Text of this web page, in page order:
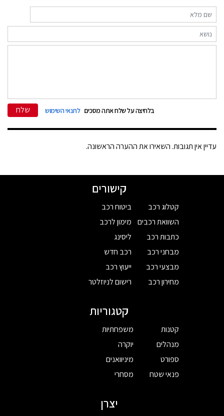
בלחיצה על שלח אתה מסכים לתנאי השימוש שלח
עדיין אין תגובות. השאירו את ההערה הראשונה.
קישורים
קטלוג רכב
השוואת רכבים
כתבות רכב
מבחני רכב
מבצעי רכב
מחירון רכב
ביטוח רכב
מימון לרכב
ליסינג
רכב חדש
ייעוץ רכב
רישום לניוזלטר
קטגוריות
קטנות
מנהלים
ספורט
פנאי שטח
משפחתיות
יוקרה
מיניוואנים
מסחרי
יצרן